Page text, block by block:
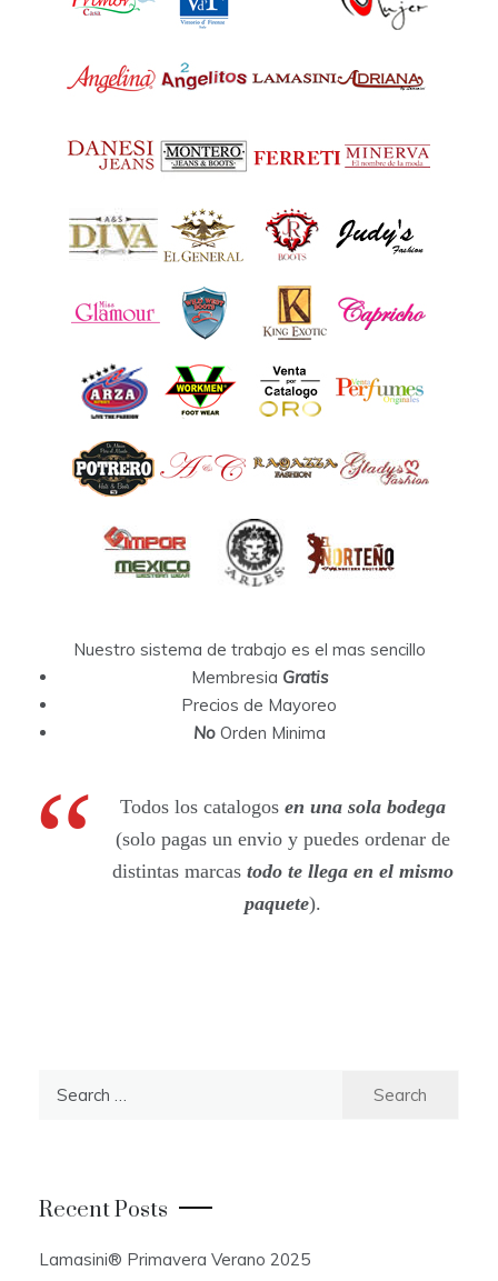
Nuestro sistema de trabajo es el mas sencillo
Membresia Gratis
Precios de Mayoreo
NoOrden Minima
Todos los catalogos en una sola bodega
(solo pagas un envio y puedes ordenar de
distintas marcastodo te llega en el mismo
paquete).
h
f
Recent Posts
Lamasini® Primavera Verano 2025